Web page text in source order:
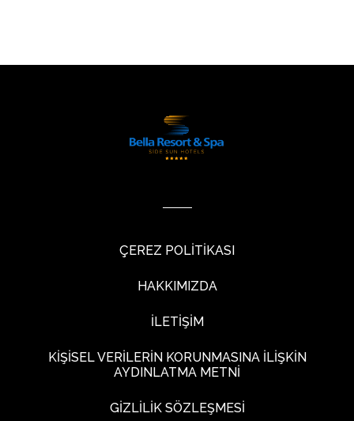
ÇEREZ POLİTİKASI
HAKKIMIZDA
İLETİŞİM
KİŞİSEL VERİLERİN KORUNMASINA İLİŞKİN
AYDINLATMA METNİ
GİZLİLİK SÖZLEŞMESİ